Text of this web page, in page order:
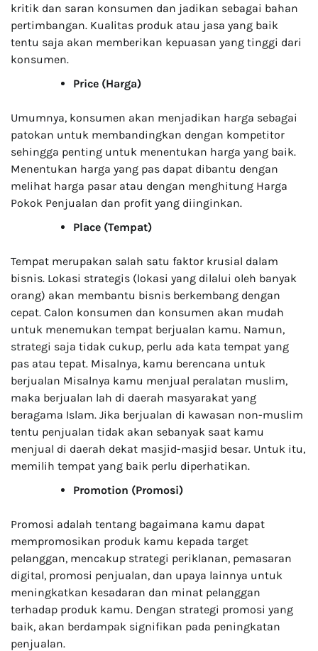
kritik dan saran konsumen dan jadikan sebagai bahan
pertimbangan. Kualitas produk atau jasa yang baik
tentu saja akan memberikan kepuasan yang tinggi dari
konsumen.
Price (Harga)
Umumnya, konsumen akan menjadikan harga sebagai
patokan untuk membandingkan dengan kompetitor
sehingga penting untuk menentukan harga yang baik.
Menentukan harga yang pas dapat dibantu dengan
melihat harga pasar atau dengan menghitung Harga
Pokok Penjualan dan profit yang diinginkan.
Place (Tempat)
Tempat merupakan salah satu faktor krusial dalam
bisnis. Lokasi strategis (lokasi yang dilalui oleh banyak
orang) akan membantu bisnis berkembang dengan
cepat. Calon konsumen dan konsumen akan mudah
untuk menemukan tempat berjualan kamu. Namun,
strategi saja tidak cukup, perlu ada kata tempat yang
pas atau tepat. Misalnya, kamu berencana untuk
berjualan Misalnya kamu menjual peralatan muslim,
maka berjualan lah di daerah masyarakat yang
beragama Islam. Jika berjualan di kawasan non-muslim
tentu penjualan tidak akan sebanyak saat kamu
menjual di daerah dekat masjid-masjid besar. Untuk itu,
memilih tempat yang baik perlu diperhatikan.
Promotion (Promosi)
Promosi adalah tentang bagaimana kamu dapat
mempromosikan produk kamu kepada target
pelanggan, mencakup strategi periklanan, pemasaran
digital, promosi penjualan, dan upaya lainnya untuk
meningkatkan kesadaran dan minat pelanggan
terhadap produk kamu. Dengan strategi promosi yang
baik, akan berdampak signifikan pada peningkatan
penjualan.